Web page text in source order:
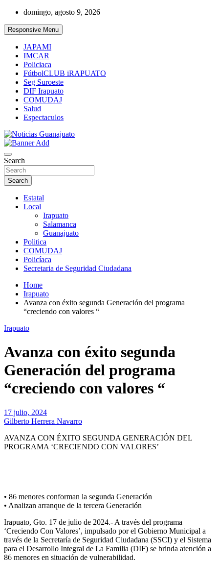
Skip
content
domingo, agosto 9, 2026
Responsive Menu
JAPAMI
IMCAR
Policiaca
FútbolCLUB iRAPUATO
Seg Suroeste
DIF Irapuato
COMUDAJ
Salud
Espectaculos
Noticias Guanajuato
Search
Search
Estatal
Local
Irapuato
Salamanca
Guanajuato
Politica
COMUDAJ
Policíaca
Secretaria de Seguridad Ciudadana
Home
Irapuato
Avanza con éxito segunda Generación del programa
“creciendo con valores “
Irapuato
Avanza con éxito segunda
Generación del programa
“creciendo con valores “
17 julio, 2024
Gilberto Herrera Navarro
AVANZA CON ÉXITO SEGUNDA GENERACIÓN DEL
PROGRAMA ‘CRECIENDO CON VALORES’
• 86 menores conforman la segunda Generación
• Analizan arranque de la tercera Generación
Irapuato, Gto. 17 de julio de 2024.- A través del programa
‘Creciendo Con Valores’, impulsado por el Gobierno Municipal a
través de la Secretaría de Seguridad Ciudadana (SSCI) y el Sistema
para el Desarrollo Integral de La Familia (DIF) se brinda atención a
86 menores en situación de vulnerabilidad.